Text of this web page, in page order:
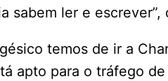
sabem ler e escrever”,
temos de ir a
apto para o tráfego